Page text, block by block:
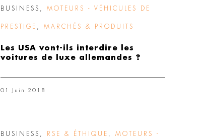
BUSINESS MOTEURS - VÉHICULES DE
PRESTIGE MARCHÉS & PRODUITS
Les USA vont-ils interdire les
voitures de luxe allemandes ?
01 Juin 2018
BUSINESS RSE & ÉTHIQUE MOTEURS -